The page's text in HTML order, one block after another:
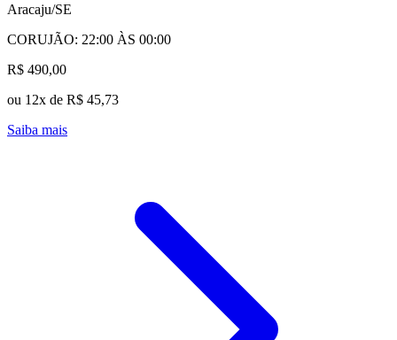
Aracaju/SE
CORUJÃO: 22:00 ÀS 00:00
R$ 490,00
ou 12x de R$ 45,73
Saiba mais